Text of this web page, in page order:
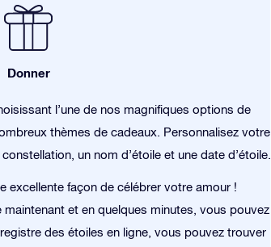
Donner
l’une de nos magnifiques options de
thèmes de cadeaux. Personnalisez votre
un nom d’étoile et une date d’étoile.
excellente façon de célébrer votre amour !
maintenant et en quelques minutes, vous pouvez
des étoiles en ligne, vous pouvez trouver